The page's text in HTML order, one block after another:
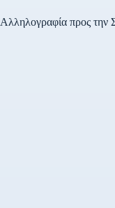
Αλληλογραφία προς την